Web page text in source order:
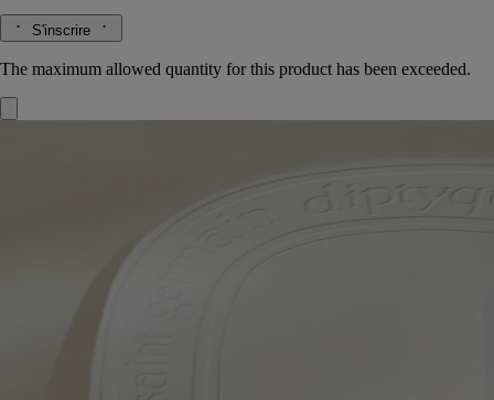
S'inscrire
The maximum allowed quantity for this product has been exceeded.